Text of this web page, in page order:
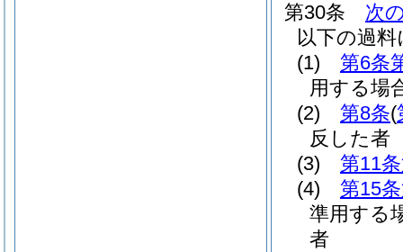
第30条
次
以下の過
(1)
第6条
用する場
(2)
第8条(
反した者
(3)
第11
(4)
第15
準用する
者